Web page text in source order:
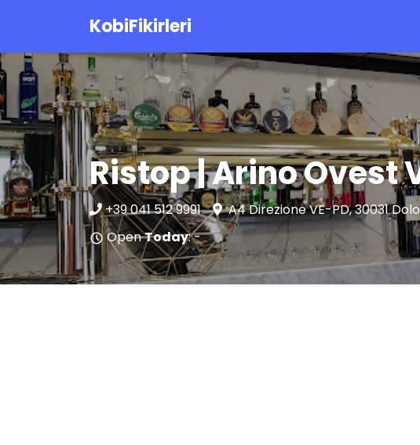
KobiFikirleri
Ristop | Arino Ovest
+39 041 512 9991
A4 Direzione VE-PD, 30031
OpenToday: -